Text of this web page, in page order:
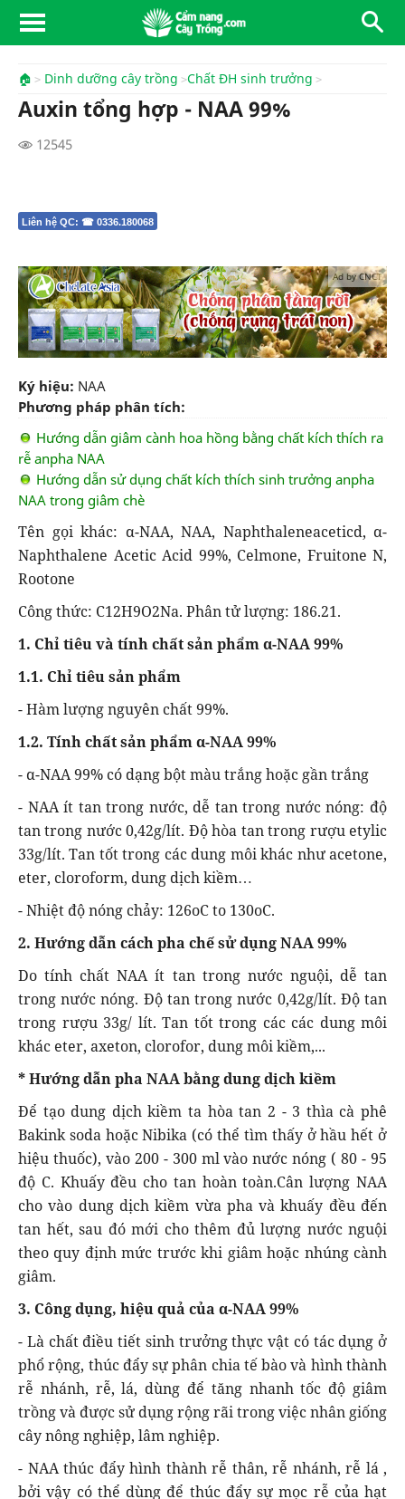
🏠 Dinh dưỡng cây trồng Chất ĐH sinh trưởng
Auxin tổng hợp - NAA 99%
12545
Liên hệ QC: ☎ 0336.180068
Ad by CNCT
Ký hiệu: NAA
Phương pháp phân tích:
Hướng dẫn giâm cành hoa hồng bằng chất kích thích ra
rễ anpha NAA
Hướng dẫn sử dụng chất kích thích sinh trưởng anpha
NAA trong giâm chè
Tên gọi khác: α-NAA, NAA, Naphthaleneaceticd, α-
Naphthalene Acetic Acid 99%, Celmone, Fruitone N,
Rootone
Công thức: C12H9O2Na. Phân tử lượng: 186.21.
1. Chỉ tiêu và tính chất sản phẩm α-NAA 99%
1.1. Chỉ tiêu sản phẩm
- Hàm lượng nguyên chất 99%.
1.2. Tính chất sản phẩm α-NAA 99%
- α-NAA 99% có dạng bột màu trắng hoặc gần trắng
- NAA ít tan trong nước, dễ tan trong nước nóng: độ
tan trong nước 0,42g/lít. Độ hòa tan trong rượu etylic
33g/lít. Tan tốt trong các dung môi khác như acetone,
eter, cloroform, dung dịch kiềm…
- Nhiệt độ nóng chảy: 126oC to 130oC.
2. Hướng dẫn cách pha chế sử dụng NAA 99%
Do tính chất NAA ít tan trong nước nguội, dễ tan
trong nước nóng. Độ tan trong nước 0,42g/lít. Độ tan
trong rượu 33g/ lít. Tan tốt trong các các dung môi
khác eter, axeton, clorofor, dung môi kiềm,...
* Hướng dẫn pha NAA bằng dung dịch kiềm
Để tạo dung dịch kiềm ta hòa tan 2 - 3 thìa cà phê
Bakink soda hoặc Nibika (có thể tìm thấy ở hầu hết ở
hiệu thuốc), vào 200 - 300 ml vào nước nóng ( 80 - 95
độ C. Khuấy đều cho tan hoàn toàn.Cân lượng NAA
cho vào dung dịch kiềm vừa pha và khuấy đều đến
tan hết, sau đó mới cho thêm đủ lượng nước nguội
theo quy định mức trước khi giâm hoặc nhúng cành
giâm.
3. Công dụng, hiệu quả của α-NAA 99%
- Là chất điều tiết sinh trưởng thực vật có tác dụng ở
phổ rộng, thúc đẩy sự phân chia tế bào và hình thành
rễ nhánh, rễ, lá, dùng để tăng nhanh tốc độ giâm
trồng và được sử dụng rộng rãi trong việc nhân giống
cây nông nghiệp, lâm nghiệp.
- NAA thúc đẩy hình thành rễ thân, rễ nhánh, rễ lá ,
bởi vậy có thể dùng để thúc đẩy sự mọc rễ của hạt